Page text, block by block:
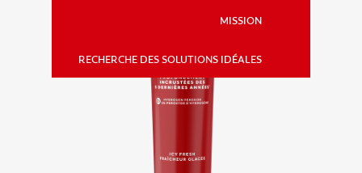
RECHERCHE DES SOLUTIONS IDÉALES
MISSION
RECHERCHE DES SOLUTIONS IDÉALES